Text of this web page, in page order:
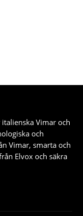
Vimar och
och
Vimar, smarta och
Elvox och säkra